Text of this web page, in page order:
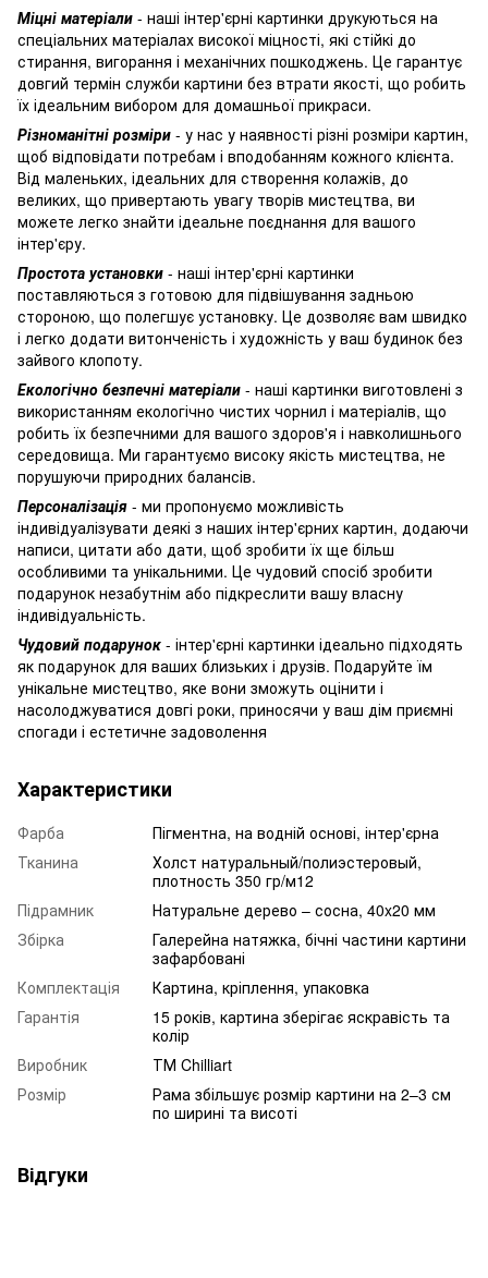
Міцні матеріали - наші інтер'єрні картинки друкуються на
спеціальних матеріалах високої міцності, які стійкі до
стирання, вигорання і механічних пошкоджень. Це гарантує
довгий термін служби картини без втрати якості, що робить
їх ідеальним вибором для домашньої прикраси.
Різноманітні розміри - у нас у наявності різні розміри картин,
щоб відповідати потребам і вподобанням кожного клієнта.
Від маленьких, ідеальних для створення колажів, до
великих, що привертають увагу творів мистецтва, ви
можете легко знайти ідеальне поєднання для вашого
інтер'єру.
Простота установки - наші інтер'єрні картинки
поставляються з готовою для підвішування задньою
стороною, що полегшує установку. Це дозволяє вам швидко
і легко додати витонченість і художність у ваш будинок без
зайвого клопоту.
Екологічно безпечні матеріали - наші картинки виготовлені з
використанням екологічно чистих чорнил і матеріалів, що
робить їх безпечними для вашого здоров'я і навколишнього
середовища. Ми гарантуємо високу якість мистецтва, не
порушуючи природних балансів.
Персоналізація - ми пропонуємо можливість
індивідуалізувати деякі з наших інтер'єрних картин, додаючи
написи, цитати або дати, щоб зробити їх ще більш
особливими та унікальними. Це чудовий спосіб зробити
подарунок незабутнім або підкреслити вашу власну
індивідуальність.
Чудовий подарунок - інтер'єрні картинки ідеально підходять
як подарунок для ваших близьких і друзів. Подаруйте їм
унікальне мистецтво, яке вони зможуть оцінити і
насолоджуватися довгі роки, приносячи у ваш дім приємні
спогади і естетичне задоволення
Характеристики
Фарба
Пігментна, на водній основі, інтер'єрна
Тканина
Холст натуральный/полиэстеровый,
плотность 350 гр/м12
Підрамник
Натуральне дерево – сосна, 40x20 мм
Збірка
Галерейна натяжка, бічні частини картини
зафарбовані
Комплектація
Картина, кріплення, упаковка
Гарантія
15 років, картина зберігає яскравість та
колір
Виробник
ТМ Chilliart
Розмір
Рама збільшує розмір картини на 2–3 см
по ширині та висоті
Відгуки